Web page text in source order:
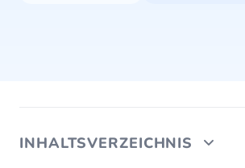
INHALTSVERZEICHNIS